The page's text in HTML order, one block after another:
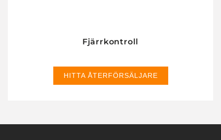
Fjärrkontroll
HITTA ÅTERFÖRSÄLJARE